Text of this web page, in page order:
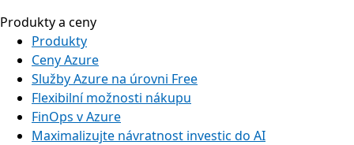
Produkty a ceny
Produkty
Ceny Azure
Služby Azure na úrovni Free
Flexibilní možnosti nákupu
FinOps v Azure
Maximalizujte návratnost investic do AI